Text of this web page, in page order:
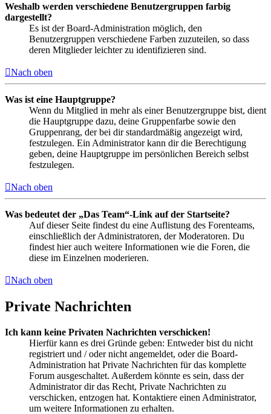
Weshalb werden verschiedene Benutzergruppen farbig
dargestellt?
Es ist der Board-Administration möglich, den
Benutzergruppen verschiedene Farben zuzuteilen, so dass
deren Mitglieder leichter zu identifizieren sind.
Nach oben
Was ist eine Hauptgruppe?
Wenn du Mitglied in mehr als einer Benutzergruppe bist, dient
die Hauptgruppe dazu, deine Gruppenfarbe sowie den
Gruppenrang, der bei dir standardmäßig angezeigt wird,
festzulegen. Ein Administrator kann dir die Berechtigung
geben, deine Hauptgruppe im persönlichen Bereich selbst
festzulegen.
Nach oben
Was bedeutet der „Das Team“-Link auf der Startseite?
Auf dieser Seite findest du eine Auflistung des Forenteams,
einschließlich der Administratoren, der Moderatoren. Du
findest hier auch weitere Informationen wie die Foren, die
diese im Einzelnen moderieren.
Nach oben
Private Nachrichten
Ich kann keine Privaten Nachrichten verschicken!
Hierfür kann es drei Gründe geben: Entweder bist du nicht
registriert und / oder nicht angemeldet, oder die Board-
Administration hat Private Nachrichten für das komplette
Forum ausgeschaltet. Außerdem könnte es sein, dass der
Administrator dir das Recht, Private Nachrichten zu
verschicken, entzogen hat. Kontaktiere einen Administrator,
um weitere Informationen zu erhalten.